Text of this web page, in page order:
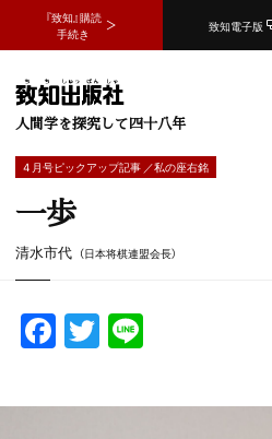
『致知』購読
手続き
致知電子版
人間学を探究して四十八年
4 月号ピックアップ記事 ／私の座右銘
一歩
清水市代 （日本将棋連盟会長）
F
a
c
T
w
itte